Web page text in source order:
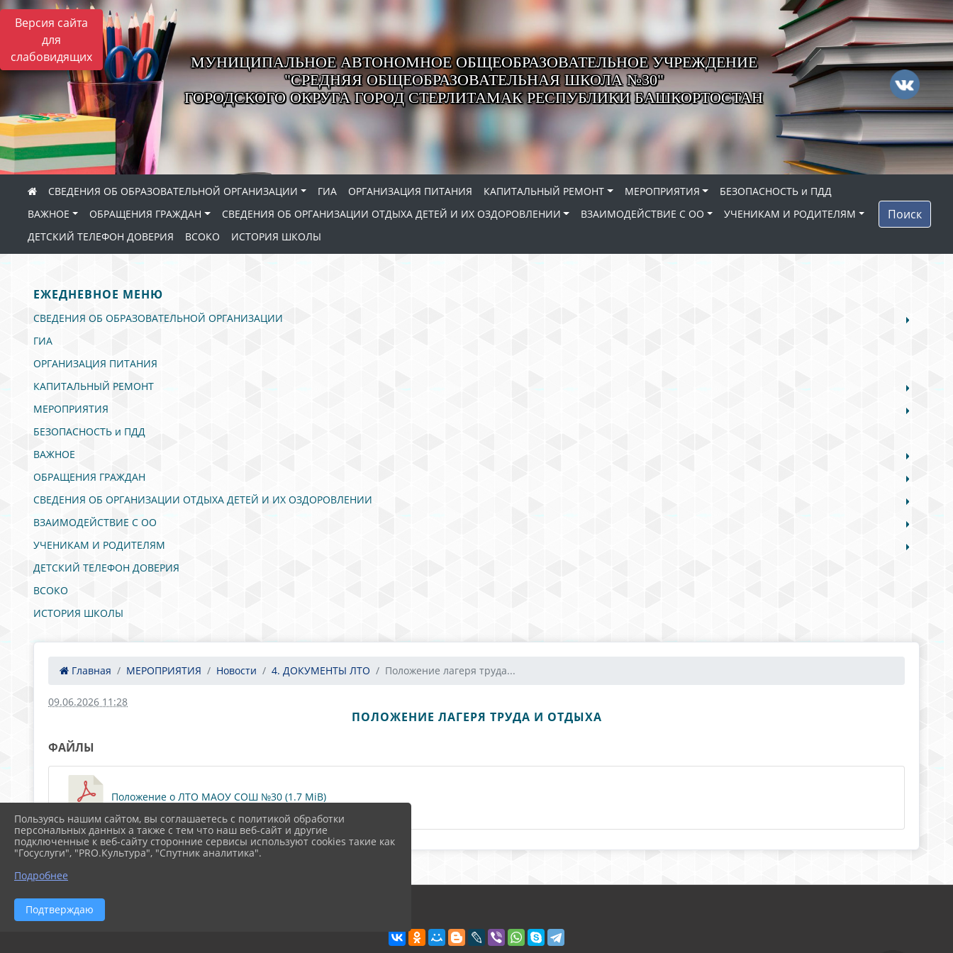
Версия сайта
для
слабовидящих
МУНИЦИПАЛЬНОЕ АВТОНОМНОЕ ОБЩЕОБРАЗОВАТЕЛЬНОЕ УЧРЕЖДЕНИЕ
"СРЕДНЯЯ ОБЩЕОБРАЗОВАТЕЛЬНАЯ ШКОЛА №30"
ГОРОДСКОГО ОКРУГА ГОРОД СТЕРЛИТАМАК РЕСПУБЛИКИ БАШКОРТОСТАН
СВЕДЕНИЯ ОБ ОБРАЗОВАТЕЛЬНОЙ ОРГАНИЗАЦИИ ГИА ОРГАНИЗАЦИЯ ПИТАНИЯ КАПИТАЛЬНЫЙ РЕМОНТ МЕРОПРИЯТИЯ
БЕЗОПАСНОСТЬ и ПДД
ВАЖНОЕ
ОБРАЩЕНИЯ ГРАЖДАН СВЕДЕНИЯ ОБ ОРГАНИЗАЦИИ ОТДЫХА ДЕТЕЙ И ИХ ОЗДОРОВЛЕНИИ ВЗАИМОДЕЙСТВИЕ С ОО
УЧЕНИКАМ И РОДИТЕЛЯМ
ДЕТСКИЙ ТЕЛЕФОН ДОВЕРИЯ
ВСОКО ИСТОРИЯ ШКОЛЫ
Поиск
ЕЖЕДНЕВНОЕ МЕНЮ
СВЕДЕНИЯ ОБ ОБРАЗОВАТЕЛЬНОЙ ОРГАНИЗАЦИИ
ГИА
ОРГАНИЗАЦИЯ ПИТАНИЯ
КАПИТАЛЬНЫЙ РЕМОНТ
МЕРОПРИЯТИЯ
БЕЗОПАСНОСТЬ и ПДД
ВАЖНОЕ
ОБРАЩЕНИЯ ГРАЖДАН
СВЕДЕНИЯ ОБ ОРГАНИЗАЦИИ ОТДЫХА ДЕТЕЙ И ИХ ОЗДОРОВЛЕНИИ
ВЗАИМОДЕЙСТВИЕ С ОО
УЧЕНИКАМ И РОДИТЕЛЯМ
ДЕТСКИЙ ТЕЛЕФОН ДОВЕРИЯ
ВСОКО
ИСТОРИЯ ШКОЛЫ
Главная МЕРОПРИЯТИЯ Новости 4. ДОКУМЕНТЫ ЛТО Положение лагеря труда...
09.06.2026 11:28
ПОЛОЖЕНИЕ ЛАГЕРЯ ТРУДА И ОТДЫХА
ФАЙЛЫ
Положение о ЛТО МАОУ СОШ №30 (1.7 MiB)
Пользуясь нашим сайтом, вы соглашаетесь с политикой обработки
персональных данных а также с тем что наш веб-сайт и другие
подключенные к веб-сайту сторонние сервисы используют cookies такие как
"Госуслуги", "PRO.Культура", "Спутник аналитика".
Подробнее
Подтверждаю